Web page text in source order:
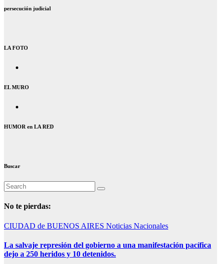
persecución judicial
LA FOTO
EL MURO
HUMOR en LA RED
Buscar
No te pierdas:
CIUDAD de BUENOS AIRES Noticias Nacionales
La salvaje represión del gobierno a una manifestación pacífica
dejo a 250 heridos y 10 detenidos.